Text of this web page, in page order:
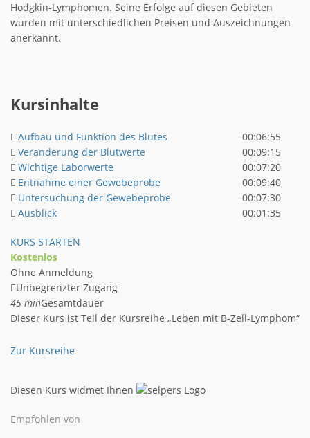
Hodgkin-Lymphomen. Seine Erfolge auf diesen Gebieten
wurden mit unterschiedlichen Preisen und Auszeichnungen
anerkannt.
Kursinhalte
Aufbau und Funktion des Blutes
00:06:55
Veränderung der Blutwerte
00:09:15
Wichtige Laborwerte
00:07:20
Entnahme einer Gewebeprobe
00:09:40
Untersuchung der Gewebeprobe
00:07:30
Ausblick
00:01:35
KURS STARTEN
Kostenlos
Ohne Anmeldung
Unbegrenzter Zugang
45 minGesamtdauer
Dieser Kurs ist Teil der Kursreihe „Leben mit B-Zell-Lymphom“
Zur Kursreihe
Diesen Kurs widmet Ihnen
Empfohlen von